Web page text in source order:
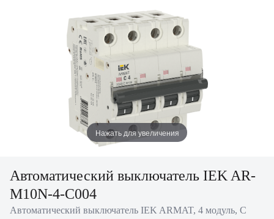
Нажать для увеличения
Автоматический выключатель IEK AR-
M10N-4-C004
Автоматический выключатель IEK ARMAT, 4 модуль, C